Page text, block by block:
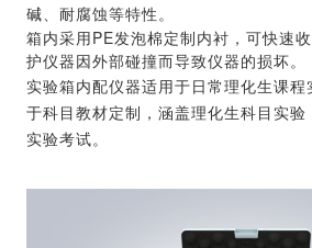
碱、耐腐蚀等特性。
箱内采用PE发泡棉定制内衬，可快速
护仪器因外部碰撞而导致仪器的损坏。
实验箱内配仪器适用于日常理化生课
于科目教材定制，涵盖理化生科目实
实验考试。